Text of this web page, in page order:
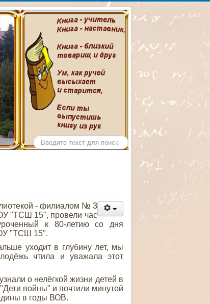
Искать...
- филиалом № 3
"ТСШ 15", провели час
к 80-летию со дня
"ТСШ 15".
уходит в глубину лет, мы
чтила и уважала этот
о нелёгкой жизни детей в
войны" и почтили минутой
в годы ВОВ.